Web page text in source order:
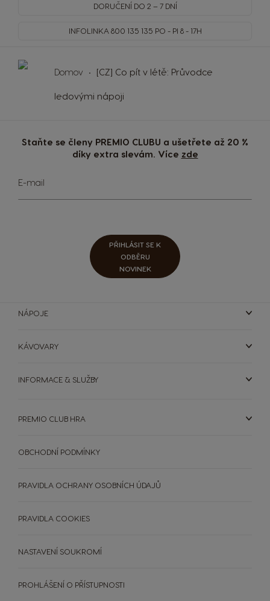
NÁPOJE
KÁVOVARY
Srovnávač kávovarů
DOPLŇKY
AKČNÍ NABÍDKY %
DORUČENÍ DO 2 – 7 DNÍ
INFOLINKA 800 135 135 PO - PI 8 - 17H
Domov [CZ] Co pít v létě: Průvodce
ledovými nápoji
Staňte se členy PREMIO CLUBU a ušetřete až 20 %
díky extra slevám. Více zde
Přihlaste
se
k
E-mail
PŘIHLÁSIT SE K
ODBĚRU
NOVINEK
NÁPOJE
KÁVOVARY
INFORMACE & SLUŽBY
PREMIO CLUB HRA
OBCHODNÍ PODMÍNKY
PRAVIDLA OCHRANY OSOBNÍCH ÚDAJŮ
PRAVIDLA COOKIES
NASTAVENÍ SOUKROMÍ
PROHLÁŠENÍ O PŘÍSTUPNOSTI